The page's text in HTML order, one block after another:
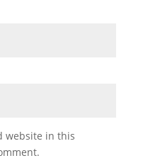
website in this